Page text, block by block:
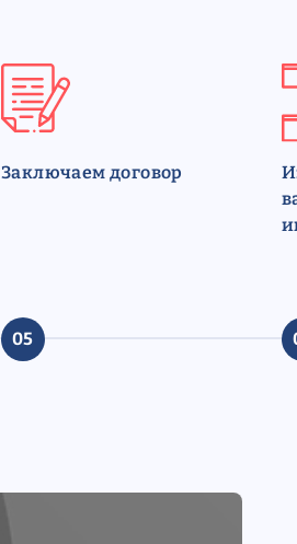
Заключаем договор
05